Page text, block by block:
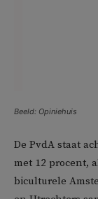
Beeld: Opiniehuis
De PvdA staat
met 12 procent,
biculturele